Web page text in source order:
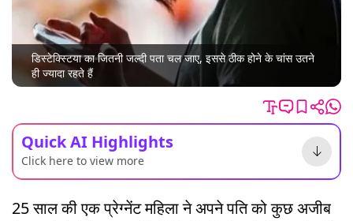
डिस्टेक्स्टिया का जितनी जल्दी पता चल जाए, इससे ठीक होने के चांस उतने
ही ज्यादा रहते हैं
Quick AI Highlights
Click here to view more
25 साल की एक प्रेग्नेंट महिला ने अपने पति को कुछ अजीब